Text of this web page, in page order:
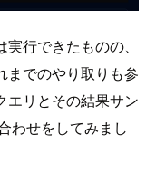
行できたものの、
までのやり取りも参
エリとその結果サン
わせをしてみまし